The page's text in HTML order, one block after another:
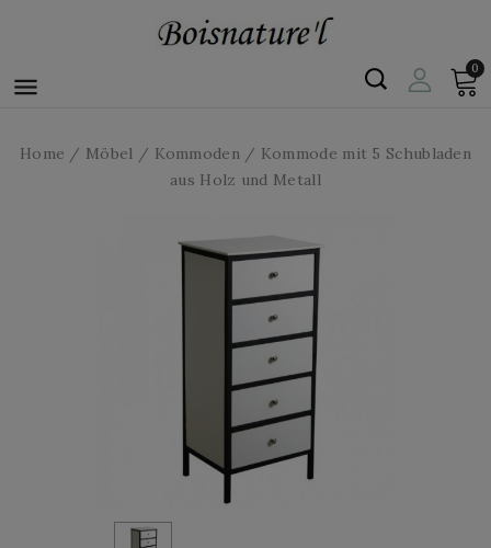

0
Home Möbel Kommoden
Kommode mit 5 Schubladen
aus Holz und Metall